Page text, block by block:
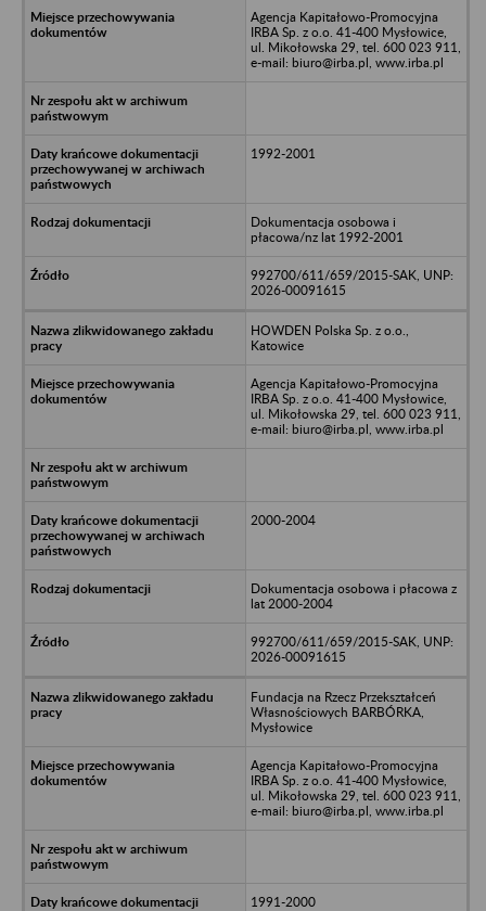
Agencja Kapitałowo-Promocyjna
IRBA Sp. z o.o. 41-400 Mysłowice,
ul. Mikołowska 29, tel. 600 023 911,
e-mail: biuro@irba.pl, www.irba.pl
1992-2001
Dokumentacja osobowa i
płacowa/nz lat 1992-2001
992700/611/659/2015-SAK, UNP:
2026-00091615
HOWDEN Polska Sp. z o.o.,
Katowice
Agencja Kapitałowo-Promocyjna
IRBA Sp. z o.o. 41-400 Mysłowice,
ul. Mikołowska 29, tel. 600 023 911,
e-mail: biuro@irba.pl, www.irba.pl
2000-2004
Dokumentacja osobowa i płacowa z
lat 2000-2004
992700/611/659/2015-SAK, UNP:
2026-00091615
Fundacja na Rzecz Przekształceń
Własnościowych BARBÓRKA,
Mysłowice
Agencja Kapitałowo-Promocyjna
IRBA Sp. z o.o. 41-400 Mysłowice,
ul. Mikołowska 29, tel. 600 023 911,
e-mail: biuro@irba.pl, www.irba.pl
1991-2000